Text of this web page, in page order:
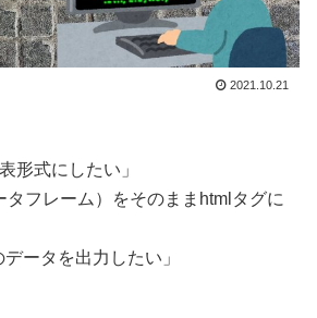
2021.10.21
形式にしたい」
タフレーム）をそのままhtmlタグに
ータを出力したい」